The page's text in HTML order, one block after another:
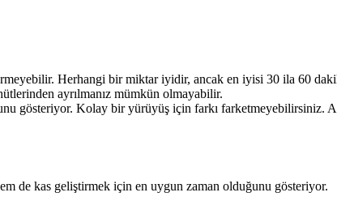
Herhangi bir miktar iyidir, ancak en iyisi 30 ila 60
ayrılmanız mümkün olmayabilir.
gösteriyor. Kolay bir yürüyüş için farkı
de kas geliştirmek için en uygun zaman olduğunu gösteriyor.